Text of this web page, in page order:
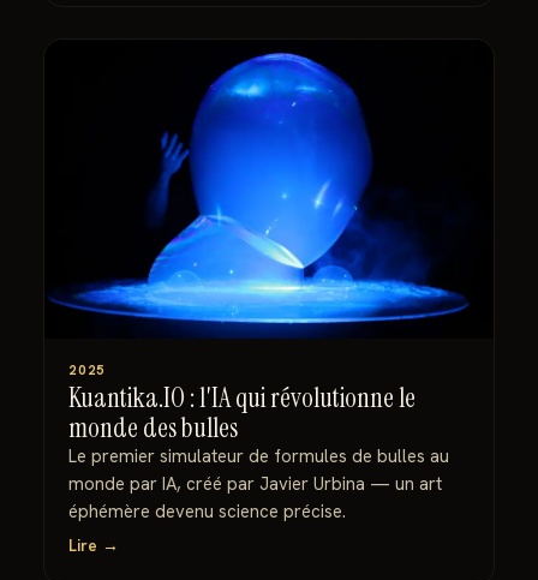
2025
Kuantika.IO : l'IA qui révolutionne le
monde des bulles
Le premier simulateur de formules de bulles au
monde par IA, créé par Javier Urbina — un art
éphémère devenu science précise.
Lire →